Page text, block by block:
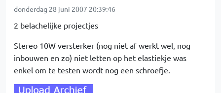
donderdag 28 juni 2007 20:39:46
2 belachelijke projectjes
Stereo 10W versterker (nog niet af werkt wel, nog
inbouwen en zo) niet letten op het elastiekje was
enkel om te testen wordt nog een schroefje.